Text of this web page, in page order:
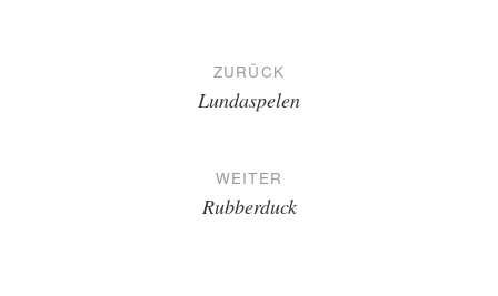
Beitragsnavigation
ZURÜCK
Lundaspelen
WEITER
Rubberduck